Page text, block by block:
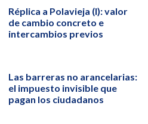
Réplica a Polavieja (I): valor
de cambio concreto e
intercambios previos
Las barreras no arancelarias:
el impuesto invisible que
pagan los ciudadanos